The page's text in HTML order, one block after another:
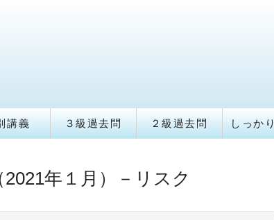
講義 ３級過去問 ２級過去問 しっか
2021年１月）－リスク